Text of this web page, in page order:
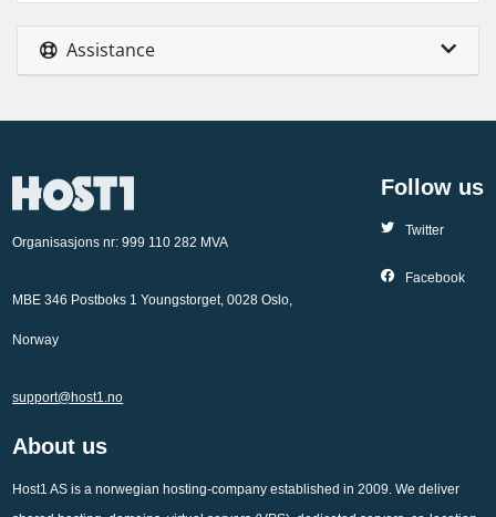
Assistance
Organisasjons nr: 999 110 282 MVA
MBE 346 Postboks 1 Youngstorget, 0028 Oslo,
Norway
support@host1.no
Follow us
Twitter
Facebook
About us
Host1 AS is a norwegian hosting-company established in 2009. We deliver